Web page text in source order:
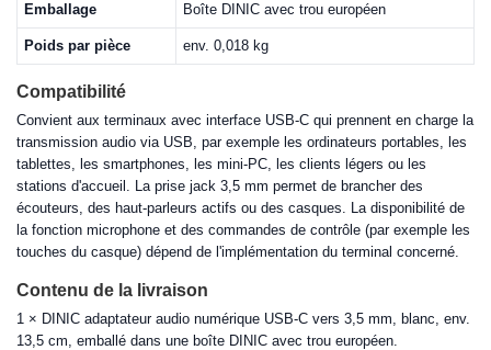
Emballage Boîte DINIC avec trou européen
Poids par pièce env. 0,018 kg
Compatibilité
Convient aux terminaux avec interface USB-C qui prennent en charge la
transmission audio via USB, par exemple les ordinateurs portables, les
tablettes, les smartphones, les mini-PC, les clients légers ou les
stations d'accueil. La prise jack 3,5 mm permet de brancher des
écouteurs, des haut-parleurs actifs ou des casques. La disponibilité de
la fonction microphone et des commandes de contrôle (par exemple les
touches du casque) dépend de l'implémentation du terminal concerné.
Contenu de la livraison
1 × DINIC adaptateur audio numérique USB-C vers 3,5 mm, blanc, env.
13,5 cm, emballé dans une boîte DINIC avec trou européen.